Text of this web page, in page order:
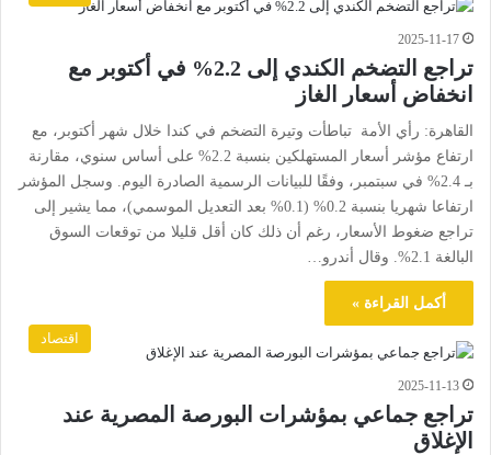
2025-11-17
تراجع التضخم الكندي إلى 2.2% في أكتوبر مع
انخفاض أسعار الغاز
القاهرة: رأي الأمة تباطأت وتيرة التضخم في كندا خلال شهر أكتوبر، مع
ارتفاع مؤشر أسعار المستهلكين بنسبة 2.2% على أساس سنوي، مقارنة
بـ 2.4% في سبتمبر، وفقًا للبيانات الرسمية الصادرة اليوم. وسجل المؤشر
ارتفاعا شهريا بنسبة 0.2% (0.1% بعد التعديل الموسمي)، مما يشير إلى
تراجع ضغوط الأسعار، رغم أن ذلك كان أقل قليلا من توقعات السوق
البالغة 2.1%. وقال أندرو…
أكمل القراءة »
اقتصاد
2025-11-13
تراجع جماعي بمؤشرات البورصة المصرية عند
الإغلاق